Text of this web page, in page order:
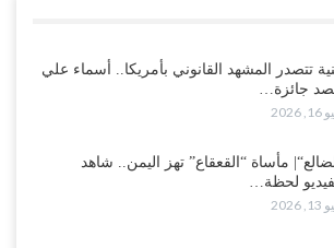
تتصدر المشهد القانوني بأمريكا.. أسماء علي
جائزة…
مأساة “القعقاع” تهز اليمن.. شاهد
لحظة…